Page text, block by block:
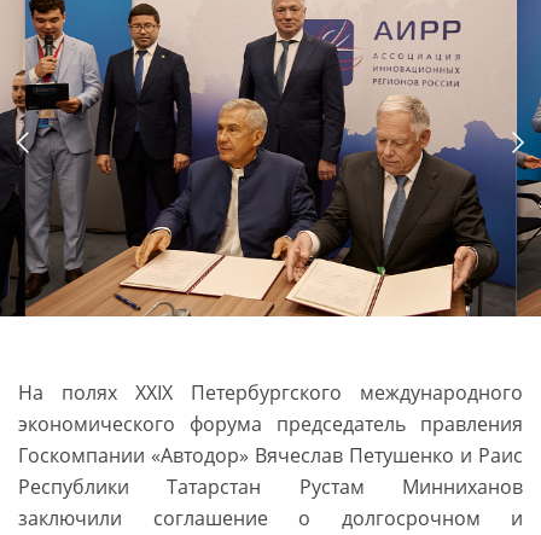
На полях XXIX Петербургского международного
экономического форума председатель правления
Госкомпании «Автодор» Вячеслав Петушенко и Раис
Республики Татарстан Рустам Минниханов
заключили соглашение о долгосрочном и